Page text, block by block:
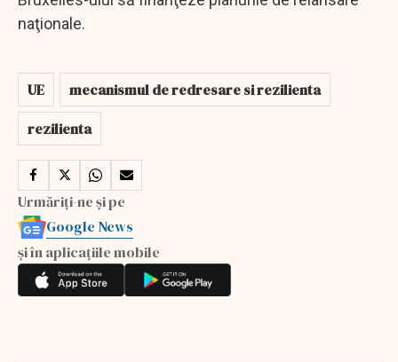
naţionale.
UE
mecanismul de redresare si rezilienta
rezilienta
Urmăriți-ne și pe
Google News
și în aplicațiile mobile